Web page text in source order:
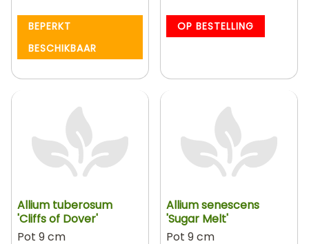
BEPERKT
BESCHIKBAAR
OP BESTELLING
Allium tuberosum
'Cliffs of Dover'
Pot 9 cm
Allium senescens
'Sugar Melt'
Pot 9 cm